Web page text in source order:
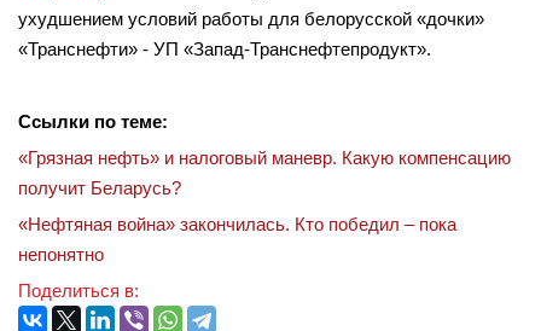
ухудшением условий работы для белорусской «дочки»
«Транснефти» - УП «Запад-Транснефтепродукт».
Ссылки по теме:
«Грязная нефть» и налоговый маневр. Какую компенсацию
получит Беларусь?
«Нефтяная война» закончилась. Кто победил – пока
непонятно
Поделиться в: